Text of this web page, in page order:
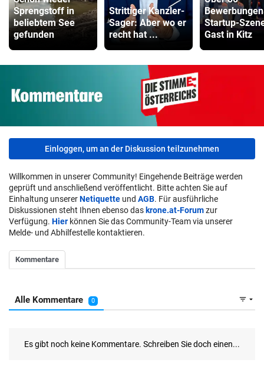
Sprengstoff in
beliebtem See
gefunden
Strittiger Kanzler-
Sager: Aber wo er
recht hat ...
Startup-
Gast in Kitz
Einloggen, um an der Diskussion teilzunehmen
Willkommen in unserer Community! Eingehende Beiträge werden
geprüft und anschließend veröffentlicht. Bitte achten Sie auf
Einhaltung unsererNetiquette und AGB. Für ausführliche
Diskussionen steht Ihnen ebenso das krone.at-Forumzur
Verfügung. Hier können Sie das Community-Team via unserer
Melde- und Abhilfestelle kontaktieren.